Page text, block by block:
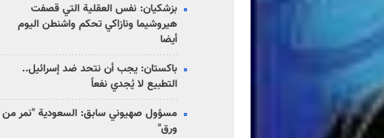
بزشكيان: نفس العقلية التي قصفت
هيروشيما ونازاكي تحكم واشنطن اليوم
أيضا
باكستان: يجب أن نتحد ضد إسرائيل..
التطبيع لا يُجدي نفعاً
مسؤول صهيوني سابق: السعودية "نمر من
ورق"